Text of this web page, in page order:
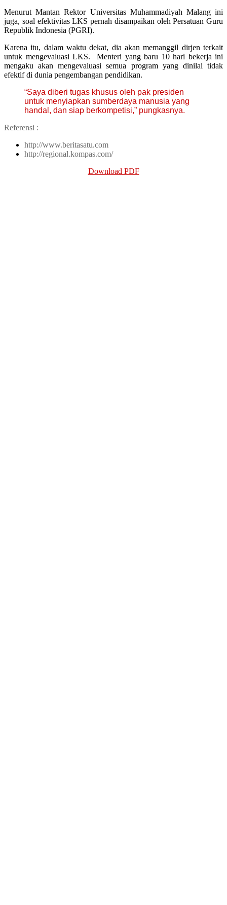
Menurut Mantan Rektor Universitas Muhammadiyah Malang ini
juga, soal efektivitas LKS pernah disampaikan oleh Persatuan Guru
Republik Indonesia (PGRI).
Karena itu, dalam waktu dekat, dia akan memanggil dirjen terkait
untuk mengevaluasi LKS. Menteri yang baru 10 hari bekerja ini
mengaku akan mengevaluasi semua program yang dinilai tidak
efektif di dunia pengembangan pendidikan.
“Saya diberi tugas khusus oleh pak presiden
untuk menyiapkan sumberdaya manusia yang
handal, dan siap berkompetisi,” pungkasnya.
Referensi :
http://www.beritasatu.com
http://regional.kompas.com/
Download PDF